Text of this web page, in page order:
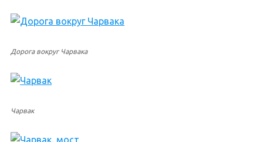
Дорога вокруг Чарвака
Чарвак